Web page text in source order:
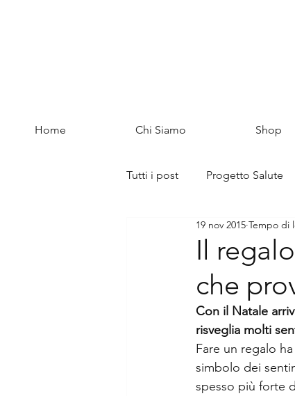
Home Chi Siamo Shop
Tutti i post Progetto Salute
Il
che
19 nov 2015 Tempo di
Con il Natale
risveglia molti
Fare un regalo
simbolo dei
spesso più forte